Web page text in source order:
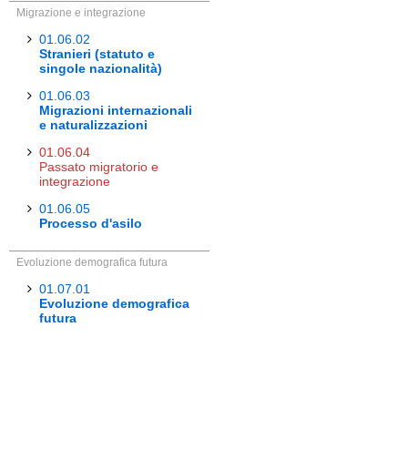
Migrazione e integrazione
01.06.02
Stranieri (statuto e
singole nazionalità)
01.06.03
Migrazioni internazionali
e naturalizzazioni
01.06.04
Passato migratorio e
integrazione
01.06.05
Processo d'asilo
Evoluzione demografica futura
01.07.01
Evoluzione demografica
futura